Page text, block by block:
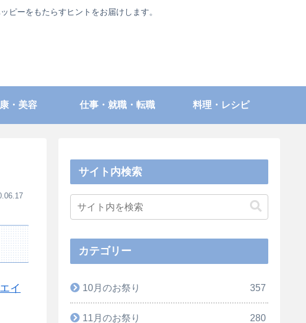
ピーをもたらすヒントをお届けします。
・美容 仕事・就職・転職 料理・レシピ
イ
サイト内検索
カテゴリー
10月のお祭り 357
11月のお祭り 280